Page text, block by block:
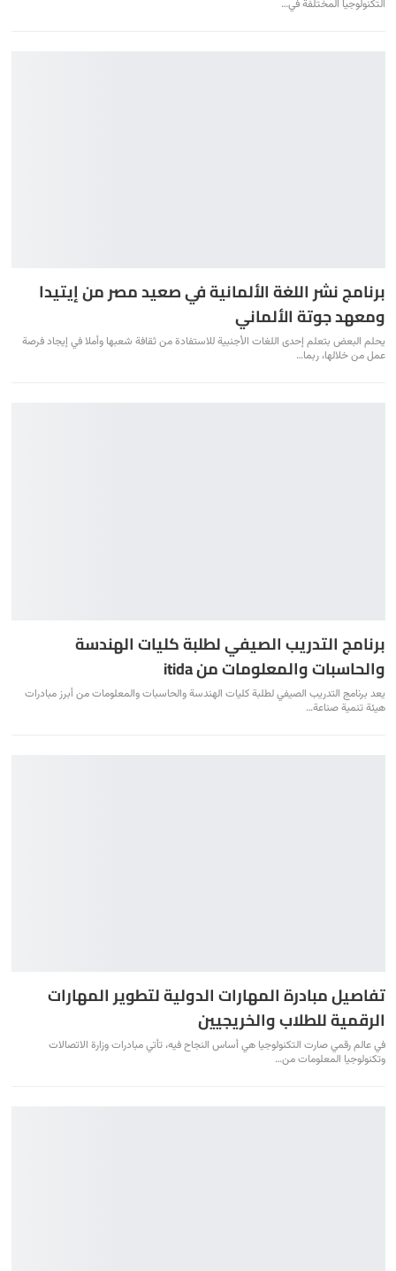
التكنولوجيا المختلفة في…
برنامج نشر اللغة الألمانية في صعيد مصر من إيتيدا
ومعهد جوتة الألماني
يحلم البعض بتعلم إحدى اللغات الأجنبية للاستفادة من ثقافة شعبها وأملا في إيجاد فرصة
عمل من خلالها، ربما…
برنامج التدريب الصيفي لطلبة كليات الهندسة
والحاسبات والمعلومات من itida
يعد برنامج التدريب الصيفي لطلبة كليات الهندسة والحاسبات والمعلومات من أبرز مبادرات
هيئة تنمية صناعة…
تفاصيل مبادرة المهارات الدولية لتطوير المهارات
الرقمية للطلاب والخريجيين
في عالم رقمي صارت التكنولوجيا هي أساس النجاح فيه، تأتي مبادرات وزارة الاتصالات
وتكنولوجيا المعلومات من…